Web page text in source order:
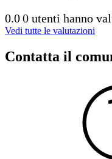
0.00 utenti hanno
Vedi tutte le valutazioni
Contatta il